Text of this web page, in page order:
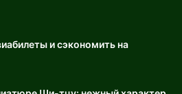
и сэкономить на